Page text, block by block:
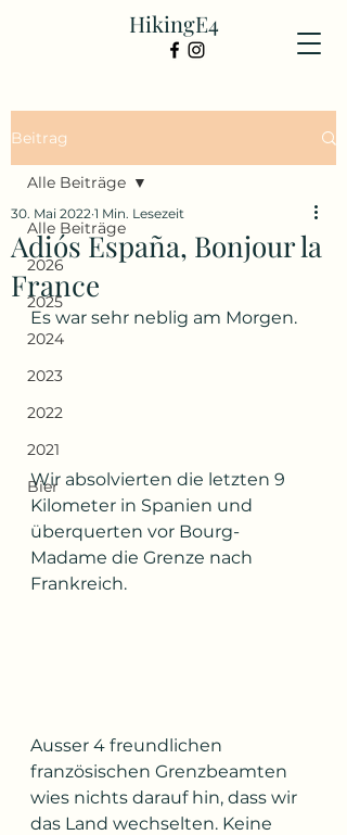
HikingE4
Beitrag
Alle Beiträge
2026
2025
2024
2023
2022
2021
Bier
Alle Beiträge
Adiós España, Bonjour la
France
30. Mai 2022 1 Min. Lesezeit
Es war sehr neblig am Morgen.
Wir absolvierten die letzten 9
Kilometer in Spanien und
überquerten vor Bourg-
Madame die Grenze nach
Frankreich.
Ausser 4 freundlichen
französischen Grenzbeamten
wies nichts darauf hin, dass wir
das Land wechselten. Keine